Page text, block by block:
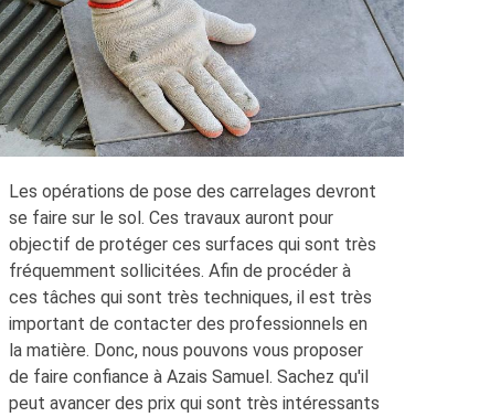
Les opérations de pose des carrelages devront
se faire sur le sol. Ces travaux auront pour
objectif de protéger ces surfaces qui sont très
fréquemment sollicitées. Afin de procéder à
ces tâches qui sont très techniques, il est très
important de contacter des professionnels en
la matière. Donc, nous pouvons vous proposer
de faire confiance à Azais Samuel. Sachez qu'il
peut avancer des prix qui sont très intéressants